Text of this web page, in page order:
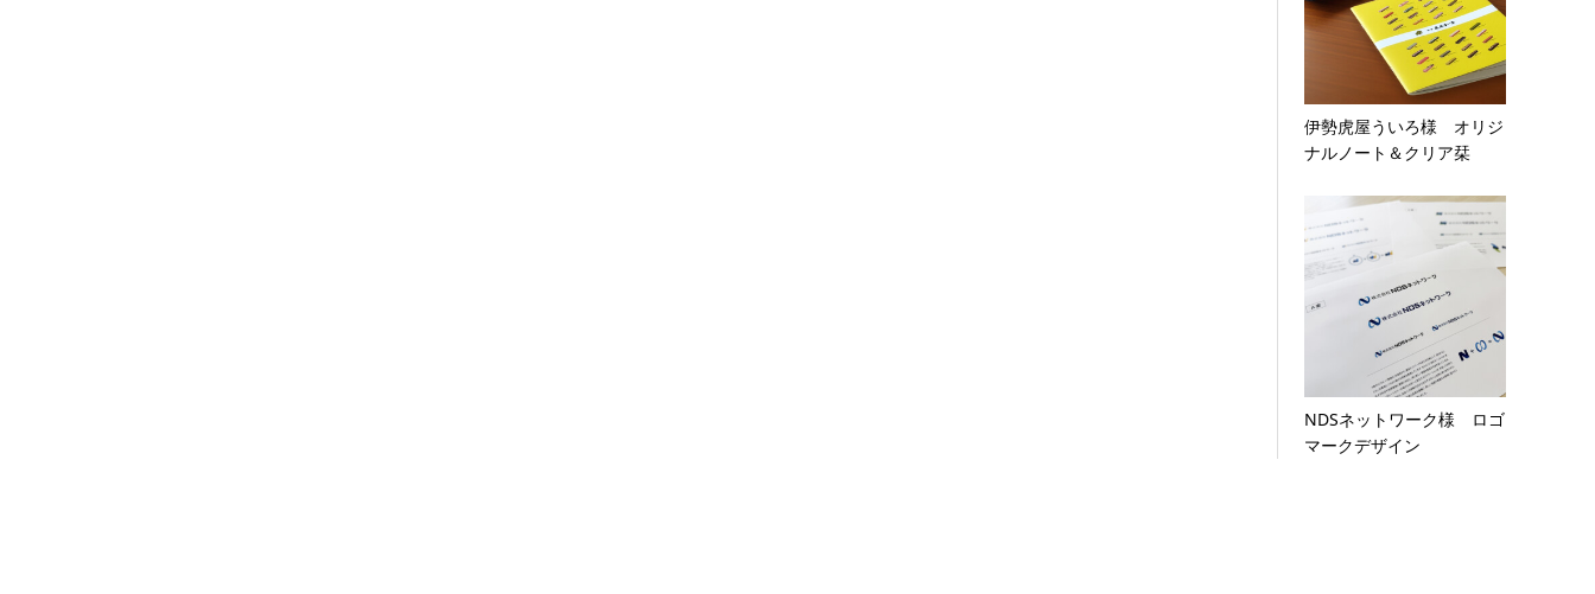
伊勢虎屋ういろ様 オリジ
ナルノート＆クリア栞
NDSネットワーク様 ロゴ
マークデザイン